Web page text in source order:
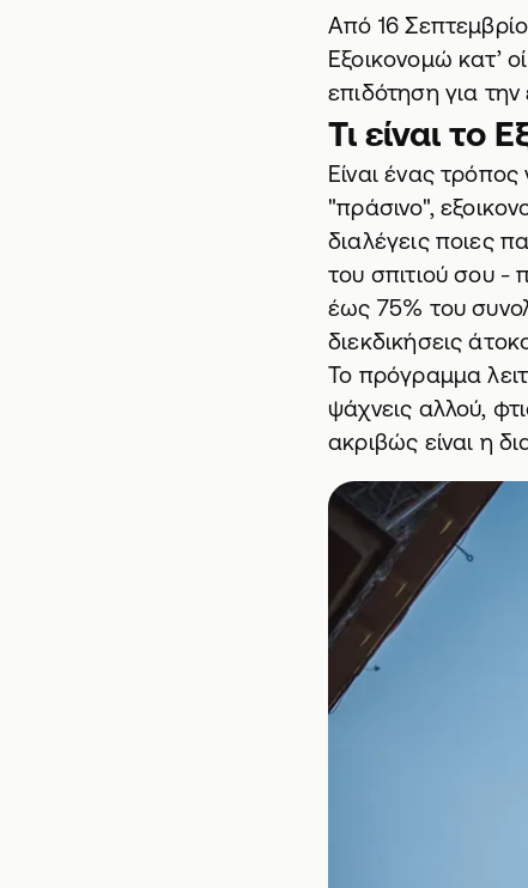
Από 16
Εξοικονομώ κατ’
επιδότηση για
Τι είναι το
Είναι ένας
"πράσινο",
διαλέγεις ποιες
του σπιτιού σου -
έως 75% του
διεκδικήσεις
Το πρόγραμμα
ψάχνεις αλλού,
ακριβώς είναι η